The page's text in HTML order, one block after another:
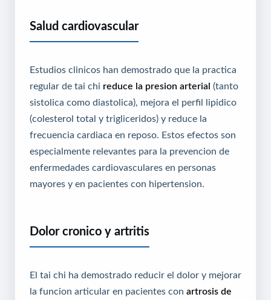
Salud cardiovascular
Estudios clinicos han demostrado que la practica
regular de tai chi reduce la presion arterial (tanto
sistolica como diastolica), mejora el perfil lipidico
(colesterol total y trigliceridos) y reduce la
frecuencia cardiaca en reposo. Estos efectos son
especialmente relevantes para la prevencion de
enfermedades cardiovasculares en personas
mayores y en pacientes con hipertension.
Dolor cronico y artritis
El tai chi ha demostrado reducir el dolor y mejorar
la funcion articular en pacientes con artrosis de